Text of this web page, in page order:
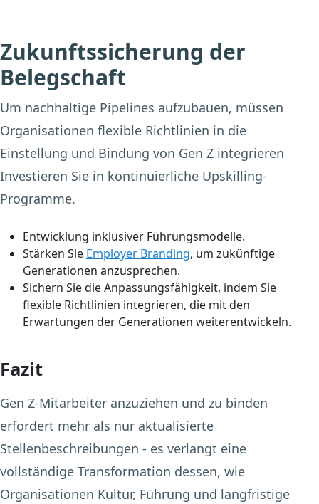
Zukunftssicherung der
Belegschaft
Um nachhaltige Pipelines aufzubauen, müssen
Organisationen flexible Richtlinien in die
Einstellung und Bindung von Gen Z integrieren
Investieren Sie in kontinuierliche Upskilling-
Programme.
Entwicklung inklusiver Führungsmodelle.
Stärken Sie Employer Branding, um zukünftige
Generationen anzusprechen.
Sichern Sie die Anpassungsfähigkeit, indem Sie
flexible Richtlinien integrieren, die mit den
Erwartungen der Generationen weiterentwickeln.
Fazit
Gen Z-Mitarbeiter anzuziehen und zu binden
erfordert mehr als nur aktualisierte
Stellenbeschreibungen - es verlangt eine
vollständige Transformation dessen, wie
Organisationen Kultur, Führung und langfristige